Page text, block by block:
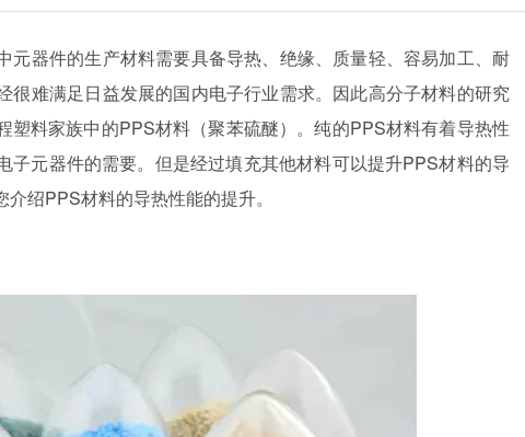
器件的生产材料需要具备导热、绝缘、质量轻、容易加工、耐
很难满足日益发展的国内电子行业需求。因此高分子材料的研究
塑料家族中的PPS材料（聚苯硫醚）。纯的PPS材料有着导热性
子元器件的需要。但是经过填充其他材料可以提升PPS材料的导
绍PPS材料的导热性能的提升。